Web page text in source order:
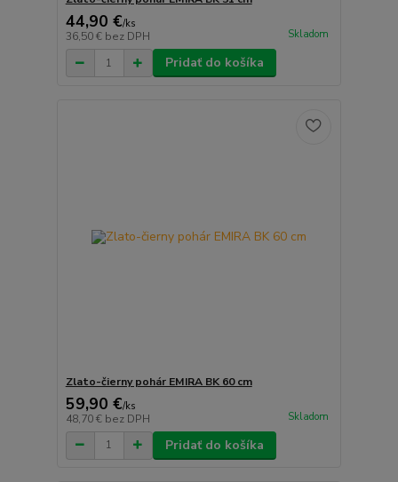
44,90 €/ks
36,50 € bez DPH Skladom
Pridať do košíka
Zlatо-čierny pohár EMIRA BK 60 cm
59,90 €/ks
48,70 € bez DPH Skladom
Pridať do košíka